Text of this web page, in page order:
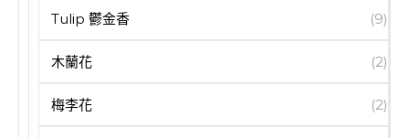
Tulip 鬱金香 (9)
木蘭花 (2)
梅李花 (2)